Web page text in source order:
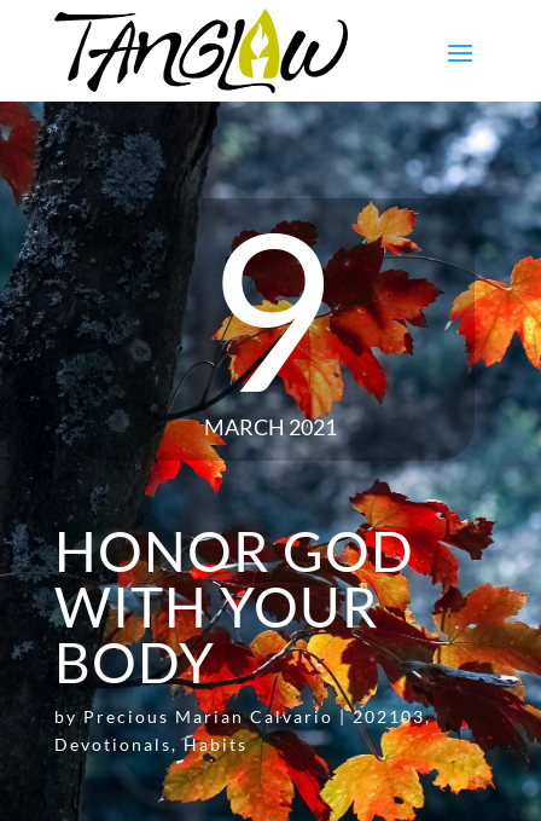
9
MARCH 2021
HONOR GOD
WITH YOUR
BODY
byPrecious Marian Calvario|202103,
Devotionals,Habits